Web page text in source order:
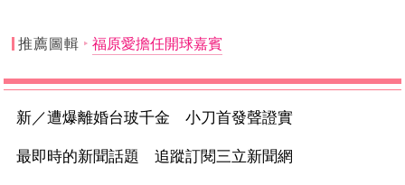
推薦圖輯 福原愛擔任開球嘉賓
新／遭爆離婚台玻千金 小刀首發聲證實
最即時的新聞話題 追蹤訂閱三立新聞網